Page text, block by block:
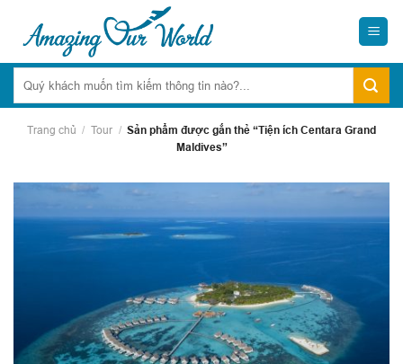
Trang chủ / Tour / Sản phẩm được gắn thẻ “Tiện ích Centara Grand
Maldives”